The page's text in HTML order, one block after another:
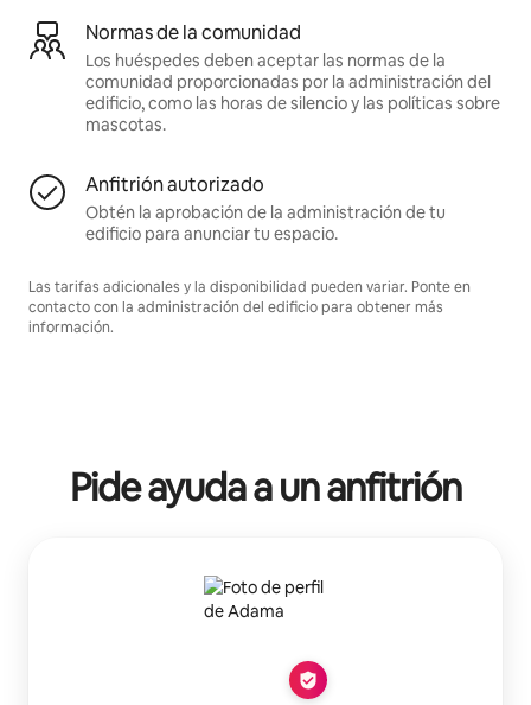
Normas de la comunidad
Los huéspedes deben aceptar las normas de la
comunidad proporcionadas por la administración del
edificio, como las horas de silencio y las políticas sobre
mascotas.
Anfitrión autorizado
Obtén la aprobación de la administración de tu
edificio para anunciar tu espacio.
Las tarifas adicionales y la disponibilidad pueden variar. Ponte en
contacto con la administración del edificio para obtener más
información.
Pide ayuda a un anfitrión